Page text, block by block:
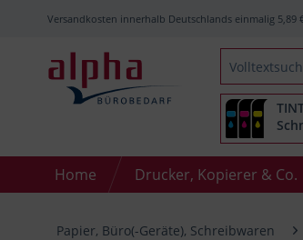
Versandkosten innerhalb Deutschlands einmalig 5,89
Home Drucker, Kopierer & Co.
Papier, Büro(-Geräte), Schreibwaren